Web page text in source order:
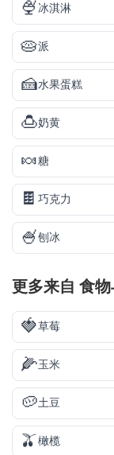
🍨冰淇淋
🥧派
🍰水果蛋糕
🍮奶黄
🍬糖
🍫 巧克力
🍧刨冰
更多来自 食
🍓草莓
🌽玉米
🥔土豆
🫒橄榄